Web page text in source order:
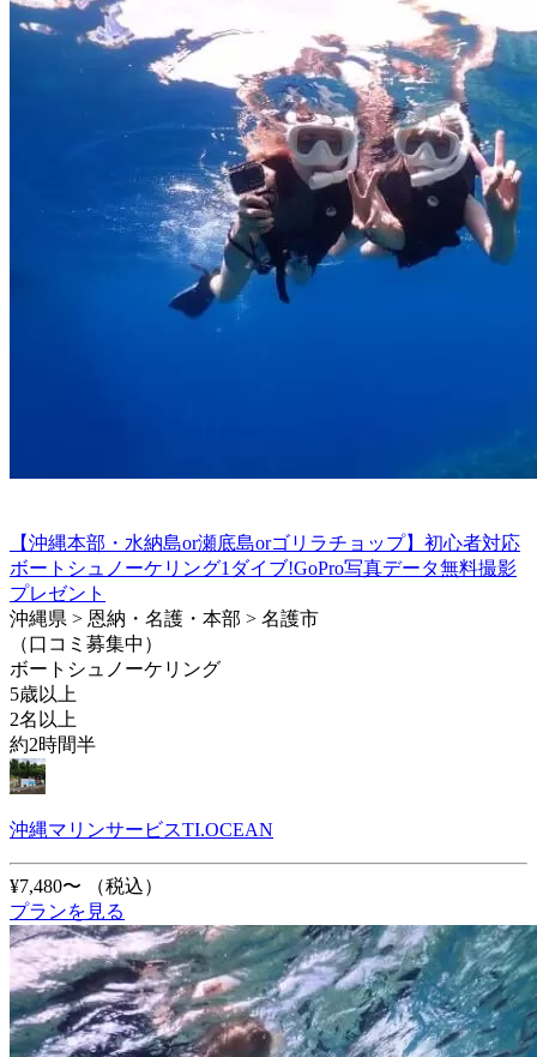
【沖縄本部・水納島or瀬底島orゴリラチョップ】初心者対応
ボートシュノーケリング1ダイブ!GoPro写真データ無料撮影
プレゼント
沖縄県 > 恩納・名護・本部 > 名護市
（口コミ募集中）
ボートシュノーケリング
5歳以上
2名以上
約2時間半
沖縄マリンサービスTI.OCEAN
¥7,480〜
（税込）
プランを見る